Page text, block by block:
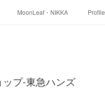
MoonLeaf・NIKKA Profile
プ-東急ハンズ